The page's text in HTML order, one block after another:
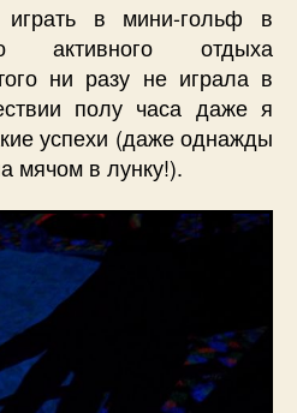
в мини-гольф в
активного отдыха
ни разу не играла в
полу часа даже я
успехи (даже однажды
мячом в лунку!).